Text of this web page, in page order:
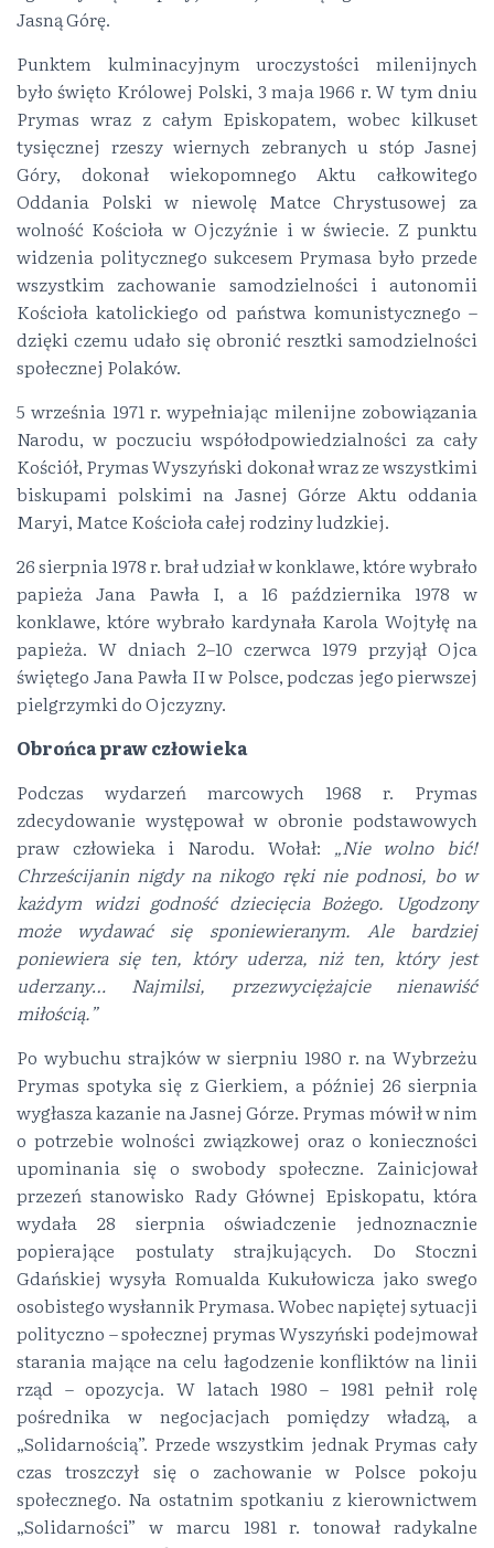
Jasną Górę.
Punktem kulminacyjnym uroczystości milenijnych
było święto Królowej Polski, 3 maja 1966 r. W tym dniu
Prymas wraz z całym Episkopatem, wobec kilkuset
tysięcznej rzeszy wiernych zebranych u stóp Jasnej
Góry, dokonał wiekopomnego Aktu całkowitego
Oddania Polski w niewolę Matce Chrystusowej za
wolność Kościoła w Ojczyźnie i w świecie. Z punktu
widzenia politycznego sukcesem Prymasa było przede
wszystkim zachowanie samodzielności i autonomii
Kościoła katolickiego od państwa komunistycznego –
dzięki czemu udało się obronić resztki samodzielności
społecznej Polaków.
5 września 1971 r. wypełniając milenijne zobowiązania
Narodu, w poczuciu współodpowiedzialności za cały
Kościół, Prymas Wyszyński dokonał wraz ze wszystkimi
biskupami polskimi na Jasnej Górze Aktu oddania
Maryi, Matce Kościoła całej rodziny ludzkiej.
26 sierpnia 1978 r. brał udział w konklawe, które wybrało
papieża Jana Pawła I, a 16 października 1978 w
konklawe, które wybrało kardynała Karola Wojtyłę na
papieża. W dniach 2–10 czerwca 1979 przyjął Ojca
świętego Jana Pawła II w Polsce, podczas jego pierwszej
pielgrzymki do Ojczyzny.
Obrońca praw człowieka
Podczas wydarzeń marcowych 1968 r. Prymas
zdecydowanie występował w obronie podstawowych
praw człowieka i Narodu. Wołał: „Nie wolno bić!
Chrześcijanin nigdy na nikogo ręki nie podnosi, bo w
każdym widzi godność dziecięcia Bożego. Ugodzony
może wydawać się sponiewieranym. Ale bardziej
poniewiera się ten, który uderza, niż ten, który jest
uderzany… Najmilsi, przezwyciężajcie nienawiść
miłością.”
Po wybuchu strajków w sierpniu 1980 r. na Wybrzeżu
Prymas spotyka się z Gierkiem, a później 26 sierpnia
wygłasza kazanie na Jasnej Górze. Prymas mówił w nim
o potrzebie wolności związkowej oraz o konieczności
upominania się o swobody społeczne. Zainicjował
przezeń stanowisko Rady Głównej Episkopatu, która
wydała 28 sierpnia oświadczenie jednoznacznie
popierające postulaty strajkujących. Do Stoczni
Gdańskiej wysyła Romualda Kukułowicza jako swego
osobistego wysłannik Prymasa. Wobec napiętej sytuacji
polityczno – społecznej prymas Wyszyński podejmował
starania mające na celu łagodzenie konfliktów na linii
rząd – opozycja. W latach 1980 – 1981 pełnił rolę
pośrednika w negocjacjach pomiędzy władzą, a
„Solidarnością”. Przede wszystkim jednak Prymas cały
czas troszczył się o zachowanie w Polsce pokoju
społecznego. Na ostatnim spotkaniu z kierownictwem
„Solidarności” w marcu 1981 r. tonował radykalne